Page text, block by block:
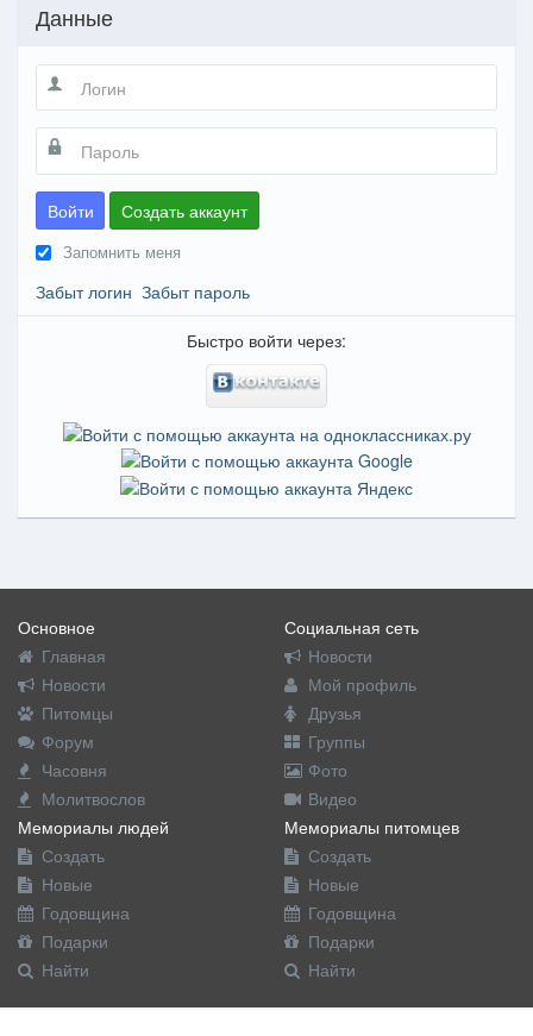
Данные
Войти Создать аккаунт
Запомнить меня
Забыт логин Забыт пароль
Быстро войти через:
Основное
Главная
Новости
Питомцы
Форум
Часовня
Молитвослов
Социальная сеть
Новости
Мой профиль
Друзья
Группы
Фото
Видео
Мемориалы людей
Создать
Новые
Годовщина
Подарки
Найти
Мемориалы питомцев
Создать
Новые
Годовщина
Подарки
Найти